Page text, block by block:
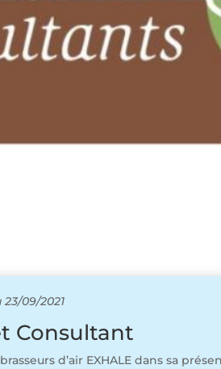
23/09/2021
Consultant
d’air EXHALE dans sa